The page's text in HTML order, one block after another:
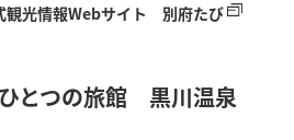
観光情報Webサイト 別府たび
とつの旅館 黒川温泉